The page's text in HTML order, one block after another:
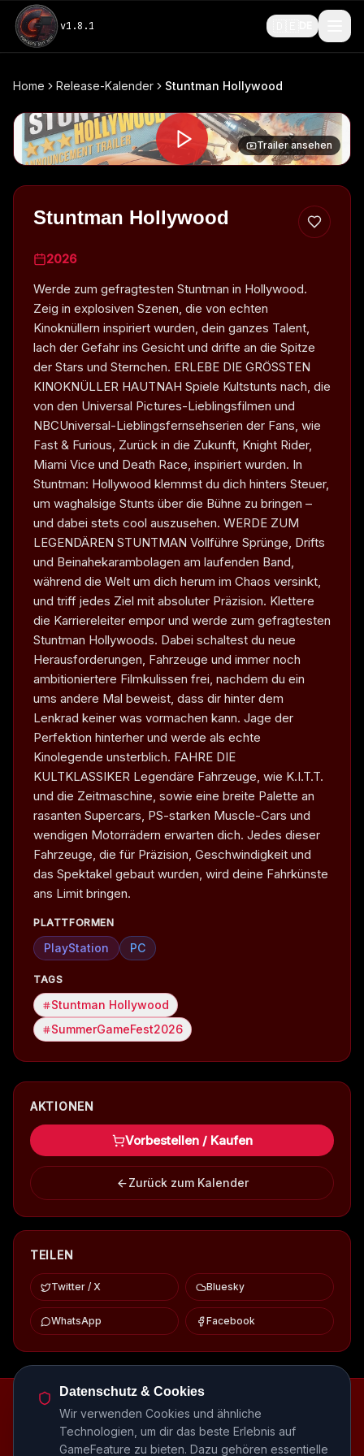
v1.8.1
Home Release-Kalender Stuntman Hollywood
Trailer ansehen
Stuntman Hollywood
2026
Werde zum gefragtesten Stuntman in Hollywood.
Zeig in explosiven Szenen, die von echten
Kinoknüllern inspiriert wurden, dein ganzes Talent,
lach der Gefahr ins Gesicht und drifte an die Spitze
der Stars und Sternchen. ERLEBE DIE GRÖSSTEN
KINOKNÜLLER HAUTNAH Spiele Kultstunts nach, die
von den Universal Pictures-Lieblingsfilmen und
NBCUniversal-Lieblingsfernsehserien der Fans, wie
Fast & Furious, Zurück in die Zukunft, Knight Rider,
Miami Vice und Death Race, inspiriert wurden. In
Stuntman: Hollywood klemmst du dich hinters Steuer,
um waghalsige Stunts über die Bühne zu bringen –
und dabei stets cool auszusehen. WERDE ZUM
LEGENDÄREN STUNTMAN Vollführe Sprünge, Drifts
und Beinahekarambolagen am laufenden Band,
während die Welt um dich herum im Chaos versinkt,
und triff jedes Ziel mit absoluter Präzision. Klettere
die Karriereleiter empor und werde zum gefragtesten
Stuntman Hollywoods. Dabei schaltest du neue
Herausforderungen, Fahrzeuge und immer noch
ambitioniertere Filmkulissen frei, nachdem du ein
ums andere Mal beweist, dass dir hinter dem
Lenkrad keiner was vormachen kann. Jage der
Perfektion hinterher und werde als echte
Kinolegende unsterblich. FAHRE DIE
KULTKLASSIKER Legendäre Fahrzeuge, wie K.I.T.T.
und die Zeitmaschine, sowie eine breite Palette an
rasanten Supercars, PS-starken Muscle-Cars und
wendigen Motorrädern erwarten dich. Jedes dieser
Fahrzeuge, die für Präzision, Geschwindigkeit und
das Spektakel gebaut wurden, wird deine Fahrkünste
ans Limit bringen.
PLATTFORMEN
PlayStation PC
TAGS
Stuntman Hollywood
SummerGameFest2026
AKTIONEN
Vorbestellen / Kaufen
Zurück zum Kalender
TEILEN
Twitter / X Bluesky
WhatsApp Facebook
Episodenbibliothek Release-Kalender
Genre-Guides
Most Wanted
Host-Interviews
Episode-Recaps
FAQ
Datenschutz & Cookies
Wir verwenden Cookies und ähnliche
Technologien, um dir das beste Erlebnis auf
GameFeature zu bieten. Dazu gehören essentielle